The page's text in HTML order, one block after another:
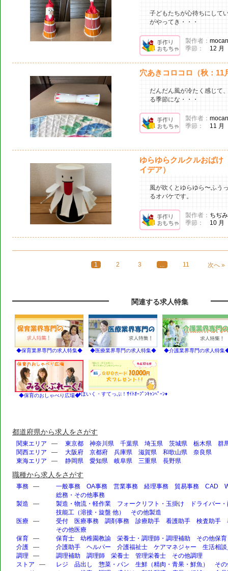
子どもたちが心待ちにして
がやってき・・・
製作者：
季節：
12 月
穴あきコロコロ（秋：11
だんだん風が冷たく感じて
る季節にな・・・
製作者：
季節：
11 月
ゆらゆらクルクルおばけ
イデア）
風が吹くとゆらゆら〜ふう
るオバケです。
製作者： ちぢみ
季節：
10 月
1 2 3 ... 11 次へ »
関連する求人特集
◆保育業界専門の求人特集◆ ◆医療業界専門の求人特集◆ ◆介護業界専門の求人特集
◆保育のおしゃべり広場◆♦ほいく・すてっぷ！ｻｲﾄｵｰﾌﾟﾝｷｬﾝﾍﾟｰﾝ♦
都道府県から求人をさがす
関東エリア — 東京都 神奈川県 千葉県 埼玉県 茨城県 栃木県
群
関西エリア — 大阪府 京都府 兵庫県 滋賀県 和歌山県
奈良県
東海エリア — 静岡県 愛知県 岐阜県 三重県 長野県
職種から求人をさがす
事務 — 一般事務 OA事務 営業事務 経理事務 貿易事務 CAD
総務・その他事務
製造 — 製造・物流・軽作業 フォークリフト・玉掛け
ドライバー
技能工（溶接・旋盤 他）
その他製造
医療 — 受付 医療事務 調剤事務 診療助手 看護助手 検査助手
その他医療
保育 — 保育士 幼稚園教諭 栄養士・調理師・調理補助
その他保育
介護 — 介護助手 ヘルパー 介護福祉士 ケアマネジャー
生活相
調理 — 調理補助 調理師 栄養士 管理栄養士
その他調理
ストア — レジ 品出し 惣菜・パン 生鮮（精肉・青果・鮮魚）
そ